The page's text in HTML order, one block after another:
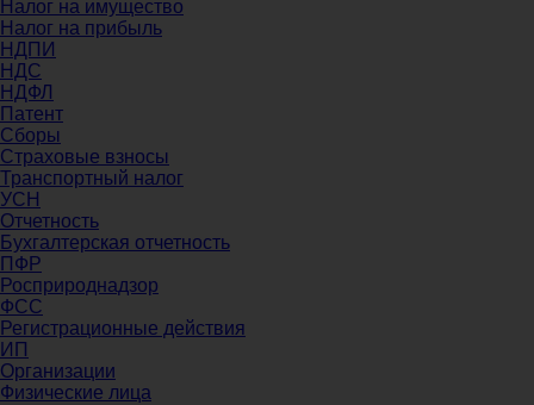
Налог на имущество
Налог на прибыль
НДПИ
НДС
НДФЛ
Патент
Сборы
Страховые взносы
Транспортный налог
УСН
Отчетность
Бухгалтерская отчетность
ПФР
Росприроднадзор
ФСС
Регистрационные действия
ИП
Организации
Физические лица